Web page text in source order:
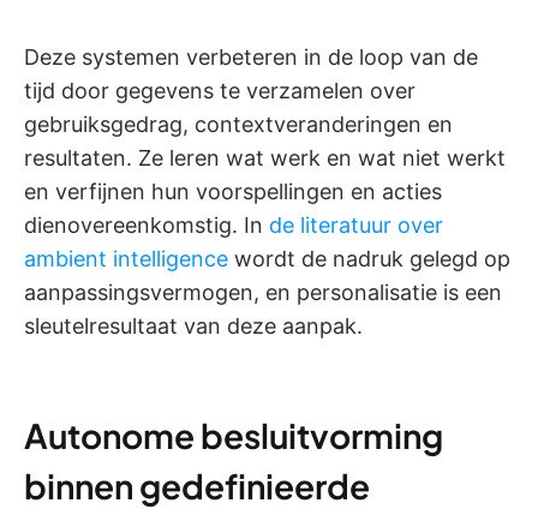
Deze systemen verbeteren in de loop van de
tijd door gegevens te verzamelen over
gebruiksgedrag, contextveranderingen en
resultaten. Ze leren wat werk en wat niet werkt
en verfijnen hun voorspellingen en acties
dienovereenkomstig. In de literatuur over
ambient intelligence wordt de nadruk gelegd op
aanpassingsvermogen, en personalisatie is een
sleutelresultaat van deze aanpak.
Autonome besluitvorming
binnen gedefinieerde